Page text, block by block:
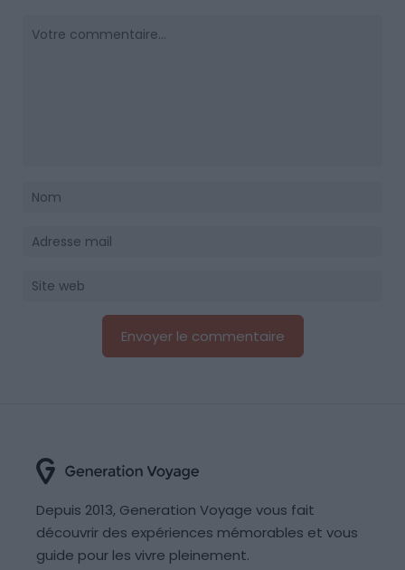
Depuis 2013, Generation Voyage vous fait
découvrir des expériences mémorables et vous
guide pour les vivre pleinement.